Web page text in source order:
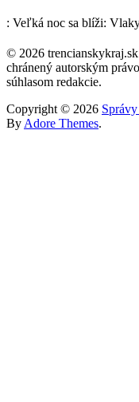
: Veľká noc sa blíži:
© 2026
chránený autorským
súhlasom redakcie.
Copyright © 2026
By Adore Themes.